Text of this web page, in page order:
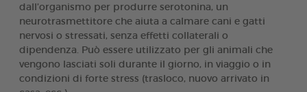
dall’organismo per produrre serotonina, un
neurotrasmettitore che aiuta a calmare cani e gatti
nervosi o stressati, senza effetti collaterali o
dipendenza. Può essere utilizzato per gli animali che
vengono lasciati soli durante il giorno, in viaggio o in
condizioni di forte stress (trasloco, nuovo arrivato in